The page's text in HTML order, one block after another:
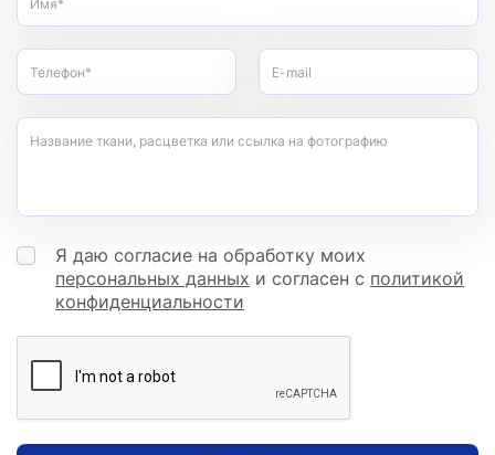
Имя*
Телефон* E-mail
Название ткани, расцветка или ссылка на фотографию
Я даю согласие на обработку моих
персональных данных и согласен с политикой
конфиденциальности